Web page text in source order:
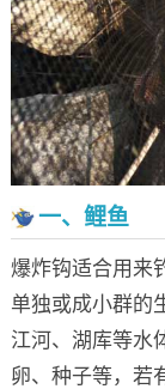
一、鲤鱼
爆炸钩适合用来
单独或成小群的
江河、湖库等水
卵、种子等，若